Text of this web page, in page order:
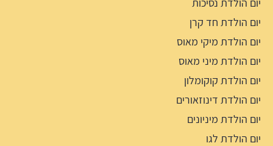
יום הולדת חד קרן
יום הולדת מיקי מאוס
יום הולדת מיני מאוס
יום הולדת קוקומלון
יום הולדת דינוזאורים
יום הולדת מיניונים
יום הולדת לגו